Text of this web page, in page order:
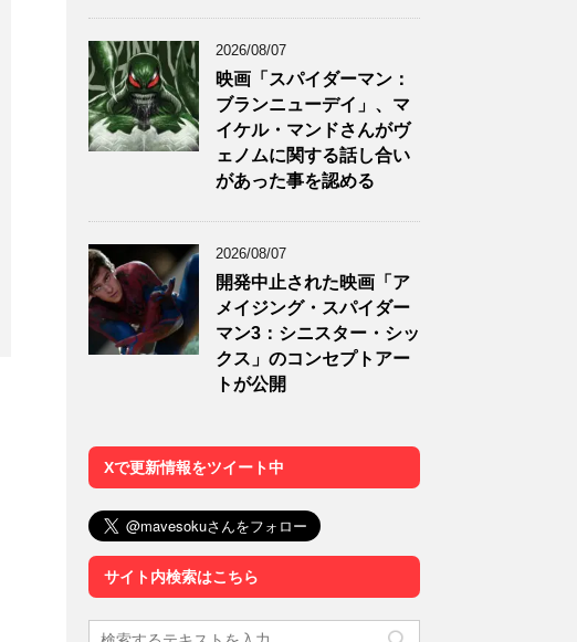
2026/08/07
映画「スパイダーマン：
ブランニューデイ」、マ
イケル・マンドさんがヴ
ェノムに関する話し合い
があった事を認める
2026/08/07
開発中止された映画「ア
メイジング・スパイダー
マン3：シニスター・シッ
クス」のコンセプトアー
トが公開
Xで更新情報をツイート中
サイト内検索はこちら